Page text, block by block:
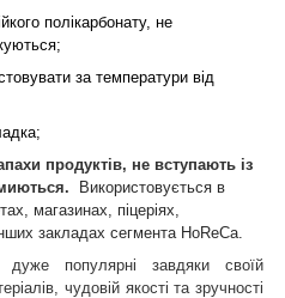
полікарбонату, не
за температури від
продуктів, не вступають із
Використовується в
магазинах, піцеріях,
закладах сегмента HoReCa.
дуже популярні завдяки своїй
чудовій якості та зручності